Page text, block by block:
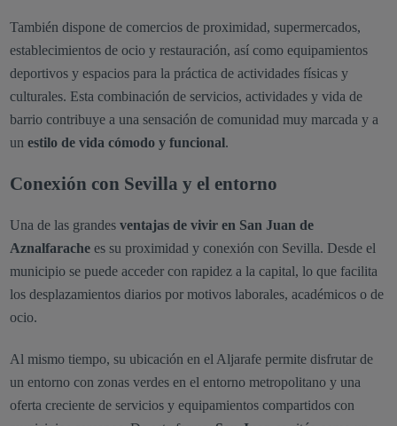
También dispone de comercios de proximidad, supermercados,
establecimientos de ocio y restauración, así como equipamientos
deportivos y espacios para la práctica de actividades físicas y
culturales. Esta combinación de servicios, actividades y vida de
barrio contribuye a una sensación de comunidad muy marcada y a
un estilo de vida cómodo y funcional.
Conexión con Sevilla y el entorno
Una de las grandes ventajas de vivir en San Juan de
Aznalfarachees su proximidad y conexión con Sevilla. Desde el
municipio se puede acceder con rapidez a la capital, lo que facilita
los desplazamientos diarios por motivos laborales, académicos o de
ocio.
Al mismo tiempo, su ubicación en el Aljarafe permite disfrutar de
un entorno con zonas verdes en el entorno metropolitano y una
oferta creciente de servicios y equipamientos compartidos con